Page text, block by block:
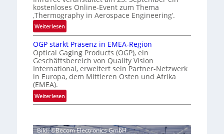
c
k
r
k
e
n
r
e
H
y
p
e
r
s
p
e
c
t
r
N
r
n
a
t
o
n
a
l
i
s
o
kostenloses Online-Event zum Thema
‚Thermography in Aerospace Engineering‘.
Weiterlesen:
O
n
l
i
n
-
E
n
OGP stärkt Präsenz in EMEA-Region
Optical Gaging Products (OGP), ein
Geschäftsbereich von Quality Vision
International, erweitert sein Partner-Netzwerk
in Europa, dem Mittleren Osten und Afrika
(EMEA).
Weiterlesen:
O
P
Bild: ©Becom Electronics GmbH